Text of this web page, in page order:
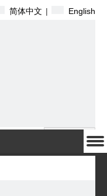
简体中文 | English